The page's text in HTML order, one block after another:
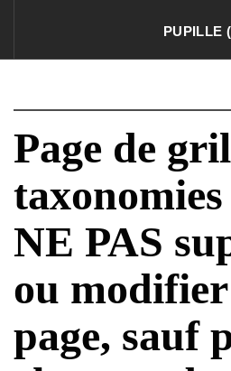
PUPILLE
Page de
NE PAS
ou
page, sauf